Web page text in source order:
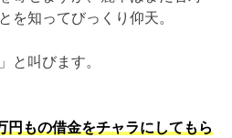
を知ってびっくり仰天。
と叫びます。
円もの借金をチャラにしてもら